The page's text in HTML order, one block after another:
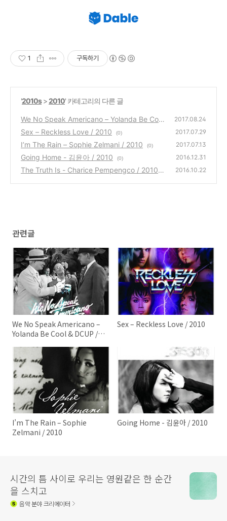
1 구독하기
'2010s>2010' 카테고리의 다른 글
We No Speak Americano – Yolanda Be Cool
& DCUP / 2010
(0)
2017.08.24
Sex – Reckless Love / 2010 (0) 2017.07.29
I’m The Rain – Sophie Zelmani / 2010 (0) 2017.07.13
Going Home - 김윤아 / 2010 (0) 2016.12.31
The Truth Is - Charice Pempengco / 2010 2016.10.22
관련글
We No Speak Americano –
Yolanda Be Cool & DCUP /
Sex – Reckless Love / 2010
I’m The Rain – Sophie
Zelmani / 2010
Going Home - 김윤아 / 2010
시간의 틈 사이로 우리는 영원같은 한 순간
을 스치고
음악분야 크리에이터